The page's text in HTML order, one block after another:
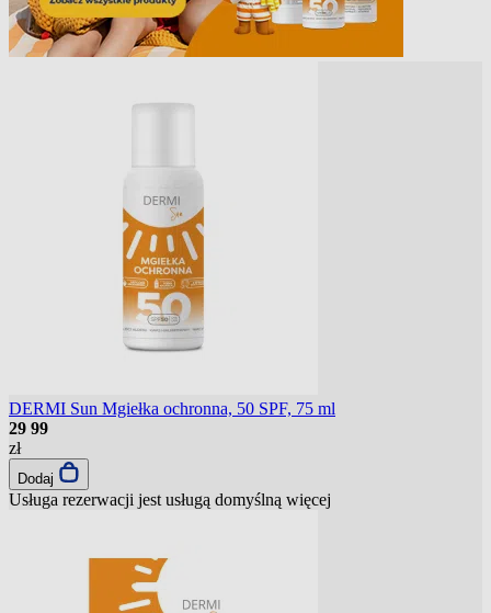
DERMI Sun Mgiełka ochronna, 50 SPF, 75 ml
29 99
zł
Dodaj
Usługa rezerwacji jest usługą domyślną więcej